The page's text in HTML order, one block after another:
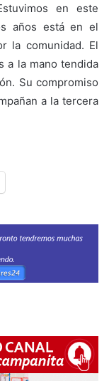
en este
años está en el
la comunidad. El
a la mano tendida
Su compromiso
a la tercera